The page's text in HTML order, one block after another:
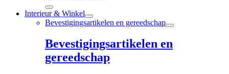
Interieur & Winkel
Bevestigingsartikelen en gereedschap
Bevestigingsartikelen en
gereedschap